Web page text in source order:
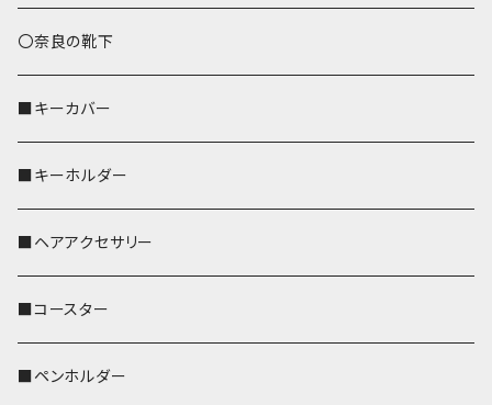
トートバッグ（L）
バッグインバッグ
ハシビロコウ
オカメインコ
歌うオカメちゃん
おかめ３兄弟
セキセイインコ
文鳥
鹿
ペンギン
〇奈良の靴下
■キーカバー
■キーホルダー
■ヘアアクセサリー
■コースター
■ペンホルダー